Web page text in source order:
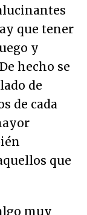
que tener
y
hecho se
de
de cada
que
muy